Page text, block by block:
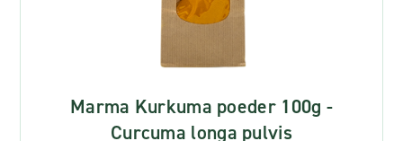
Marma Kurkuma poeder 100g -
Curcuma longa pulvis